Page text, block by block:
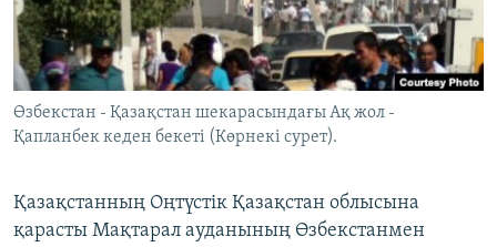
Басқа тілдерде
Өзбекстан - Қазақстан шекарасындағы Ақ жол -
Қапланбек кеден бекеті (Көрнекі сурет).
Қазақстанның Оңтүстік Қазақстан облысына
қарасты Мақтарал ауданының Өзбекстанмен